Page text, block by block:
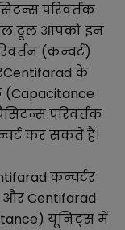
परिवर्तक
टूल आपको इन
(कन्वर्ट)
Centifarad के
(Capacitance
परिवर्तक
कर सकते हैं।
कन्वर्टर
औरCentifarad
यूनिट्स में